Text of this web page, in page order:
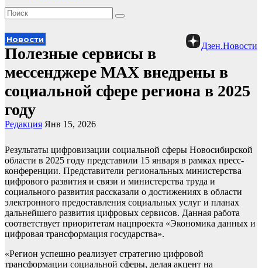
Дзен.Новости
Новости
Полезные сервисы в
мессенджере MAX внедрены в
социальной сфере региона в 2025
году
Редакция Янв 15, 2026
Результаты цифровизации социальной сферы Новосибирской
области в 2025 году представили 15 января в рамках пресс-
конференции. Представители региональных министерства
цифрового развития и связи и министерства труда и
социального развития рассказали о достижениях в области
электронного предоставления социальных услуг и планах
дальнейшего развития цифровых сервисов. Данная работа
соответствует приоритетам нацпроекта «Экономика данных и
цифровая трансформация государства».
«Регион успешно реализует стратегию цифровой
трансформации социальной сферы, делая акцент на